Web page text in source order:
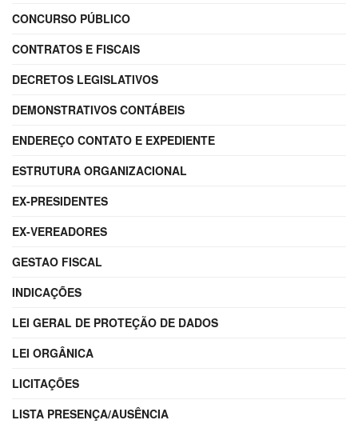
CONCURSO PÚBLICO
CONTRATOS E FISCAIS
DECRETOS LEGISLATIVOS
DEMONSTRATIVOS CONTÁBEIS
ENDEREÇO CONTATO E EXPEDIENTE
ESTRUTURA ORGANIZACIONAL
EX-PRESIDENTES
EX-VEREADORES
GESTAO FISCAL
INDICAÇÕES
LEI GERAL DE PROTEÇÃO DE DADOS
LEI ORGÂNICA
LICITAÇÕES
LISTA PRESENÇA/AUSÊNCIA